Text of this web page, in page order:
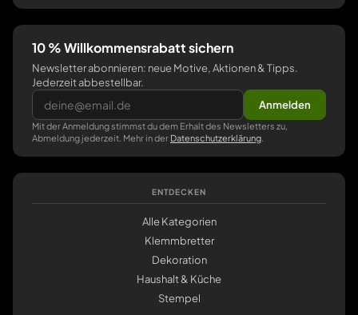
10 % Willkommensrabatt sichern
Newsletter abonnieren: neue Motive, Aktionen & Tipps.
Jederzeit abbestellbar.
Anmelden
Mit der Anmeldung stimmst du dem Erhalt des Newsletters zu,
Abmeldung jederzeit. Mehr in der Datenschutzerklärung
ENTDECKEN
Alle Kategorien
Klemmbretter
Dekoration
Haushalt & Küche
Stempel